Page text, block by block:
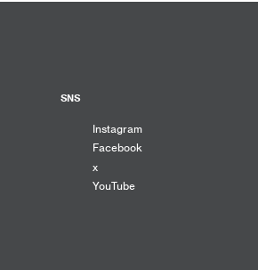
SNS
Instagram
Facebook
x
YouTube